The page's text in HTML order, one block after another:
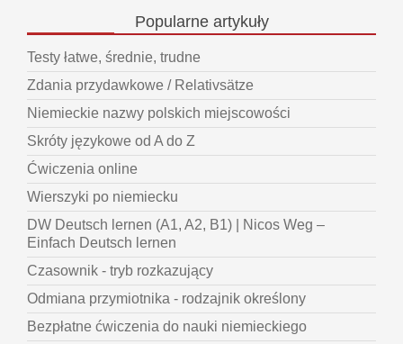
Popularneartykuły
Testy łatwe, średnie, trudne
Zdania przydawkowe / Relativsätze
Niemieckie nazwy polskich miejscowości
Skróty językowe od A do Z
Ćwiczenia online
Wierszyki po niemiecku
DW Deutsch lernen (A1, A2, B1) | Nicos Weg –
Einfach Deutsch lernen
Czasownik - tryb rozkazujący
Odmiana przymiotnika - rodzajnik określony
Bezpłatne ćwiczenia do nauki niemieckiego